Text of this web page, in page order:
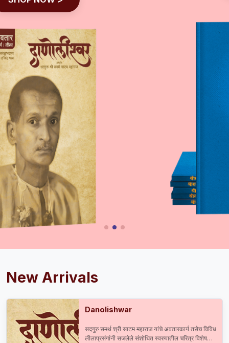
New Arrivals
Danolishwar
सदगुरु समर्थ श्री साटम महाराज यांचे अवतारकार्य तसेच विविध
लीलाप्रसंगांनी सजलेले संशोधित स्वरुपातील चरित्र विशेष